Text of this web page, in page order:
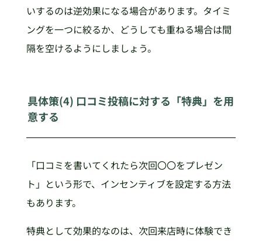
いするのは逆効果になる場合があります。タイミ
ングを一つに絞るか、どうしても重ねる場合は間
隔を空けるようにしましょう。
具体策(4) 口コミ投稿に対する「特典」を用
意する
「口コミを書いてくれたら次回〇〇をプレゼン
ト」という形で、インセンティブを設定する方法
もあります。
特典として効果的なのは、次回来店時に体験でき